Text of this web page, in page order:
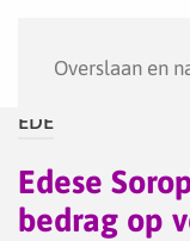
Overslaan en
EDE
Edese
bedrag op